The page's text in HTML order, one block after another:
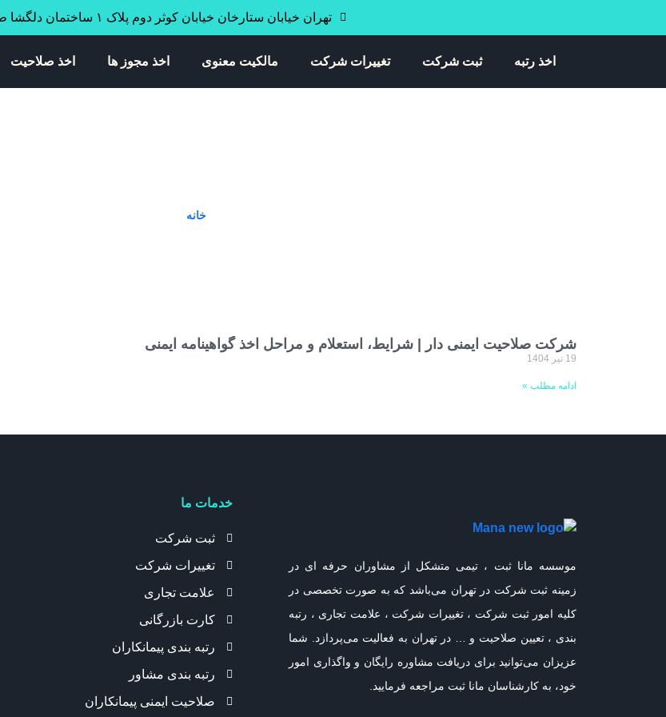
تهران خیابان ستارخان خیابان کوثر دوم پلاک ۱ ساختمان دلگشا طبقه پنجم واحد ۳۴
اخذ رتبه ثبت شرکت تغییرات شرکت مالکیت معنوی اخذ مجوز ها اخذ صلاحیت
خانه
شرکت صلاحیت ایمنی دار | شرایط، استعلام و مراحل اخذ گواهینامه ایمنی
19 تیر 1404
ادامه مطلب »
موسسه مانا ثبت ، تیمی متشکل از مشاوران حرفه ای در
زمینه ثبت شرکت در تهران می‌باشد که به صورت تخصصی در
کلیه امور ثبت شرکت ، تغییرات شرکت ، علامت تجاری ، رتبه
بندی ، تعیین صلاحیت و … در تهران به فعالیت می‌پردازد. شما
عزیزان می‌توانید برای دریافت مشاوره رایگان و واگذاری امور
خود، به کارشناسان مانا ثبت مراجعه فرمایید.
خدمات ما
ثبت شرکت
تغییرات شرکت
علامت تجاری
کارت بازرگانی
رتبه بندی پیمانکاران
رتبه بندی مشاور
صلاحیت ایمنی پیمانکاران